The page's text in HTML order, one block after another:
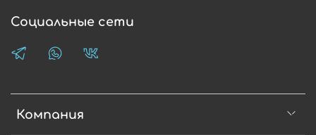
Компания
Социальные сети